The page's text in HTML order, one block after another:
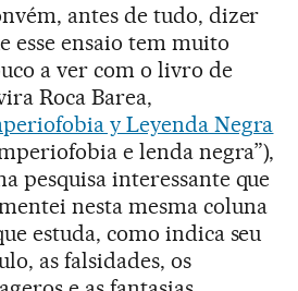
antes de tudo, dizer
esse ensaio tem muito
a ver com o livro de
Roca Barea,
y Leyenda Negra
e lenda negra”),
pesquisa interessante que
nesta mesma coluna
estuda, como indica seu
as falsidades, os